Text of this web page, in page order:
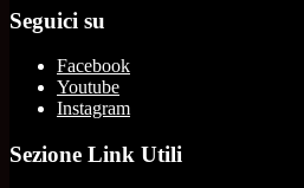
Seguici su
Facebook
Youtube
Instagram
Sezione Link Utili